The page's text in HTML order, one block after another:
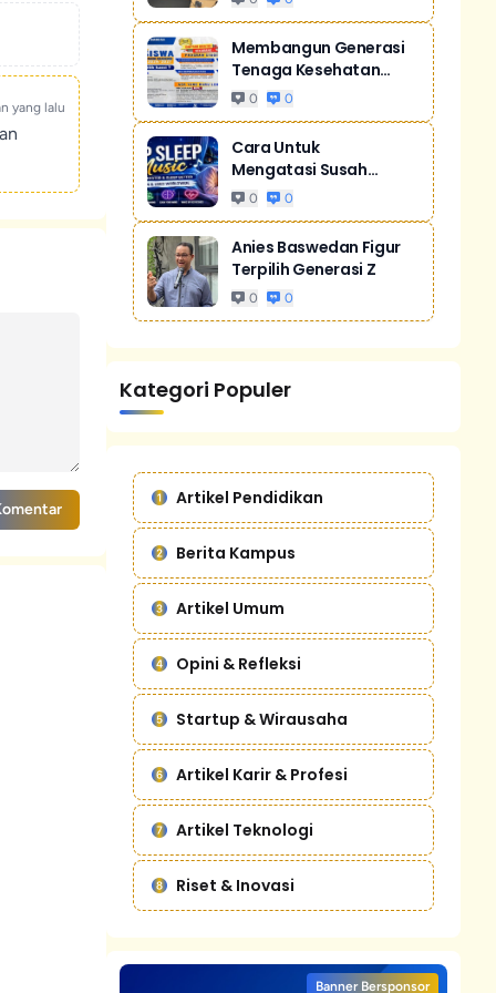
yang lalu
Membangun Generasi
Tenaga Kesehatan
Unggul Dan Men...
0 0
Cara Untuk
Mengatasi Susah
Tidur Akibat Stres
0 0
Anies Baswedan Figur
Terpilih Generasi Z
0 0
Kategori Populer
Artikel Pendidikan
Berita Kampus
Artikel Umum
Opini & Refleksi
Startup & Wirausaha
Artikel Karir & Profesi
Artikel Teknologi
Riset & Inovasi
Banner Bersponsor